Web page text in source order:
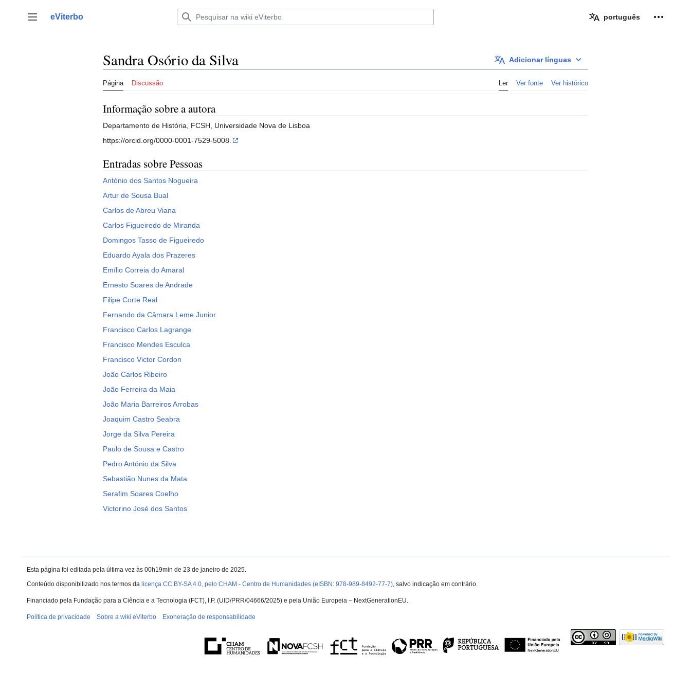
para
Alternar barra lateral
eViterbo português
Adicionar línguas
Sandra Osório da Silva
Página Discussão Ler Ver fonte Ver histórico
Informação sobre a autora
Departamento de História, FCSH, Universidade Nova de Lisboa
https://orcid.org/0000-0001-7529-5008
Entradas sobre Pessoas
António dos Santos Nogueira
Artur de Sousa Bual
Carlos de Abreu Viana
Carlos Figueiredo de Miranda
Domingos Tasso de Figueiredo
Eduardo Ayala dos Prazeres
Emílio Correia do Amaral
Ernesto Soares de Andrade
Filipe Corte Real
Fernando da Câmara Leme Junior
Francisco Carlos Lagrange
Francisco Mendes Esculca
Francisco Victor Cordon
João Carlos Ribeiro
João Ferreira da Maia
João Maria Barreiros Arrobas
Joaquim Castro Seabra
Jorge da Silva Pereira
Paulo de Sousa e Castro
Pedro António da Silva
Sebastião Nunes da Mata
Serafim Soares Coelho
Victorino José dos Santos
Esta página foi editada pela última vez às 00h19min de 23 de janeiro de 2025.
Conteúdo disponibilizado nos termos da licença CC BY-SA 4.0, pelo CHAM - Centro de Humanidades (eISBN: 978-989-8492-77-7), salvo indicação em contrário.
Financiado pela Fundação para a Ciência e a Tecnologia (FCT), I.P. (UID/PRR/04666/2025) e pela União Europeia – NextGenerationEU.
Política de privacidade Sobre a wiki eViterbo Exoneração de responsabilidade